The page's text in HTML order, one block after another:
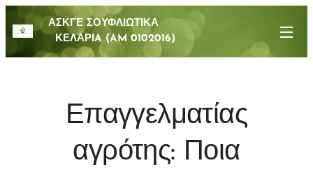
ΑΣΚΓΕ ΣΟΥΦΛΙΩΤΙΚΑ
ΚΕΛΑΡΙA (AM 0102016)
Επαγγελματίας
αγρότης: Ποια